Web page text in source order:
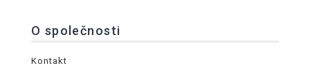
O společnosti
Kontakt